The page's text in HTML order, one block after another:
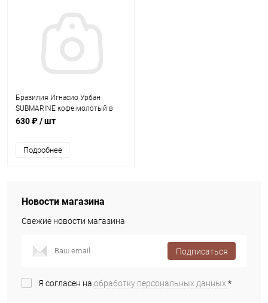
Бразилия Игнасио Урбан
SUBMARINE кофе молотый в
капсулах Nespresso, упак. 10 шт.
630 ₽/ шт
Подробнее
Новости магазина
Свежие новости магазина
Подписаться
Я согласен на обработку персональных данных.*